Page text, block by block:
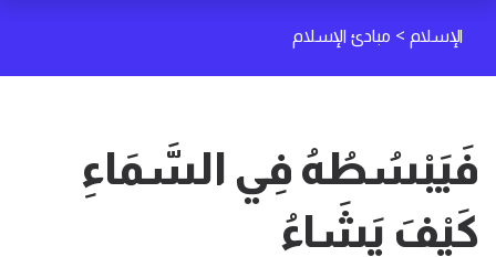
الإسلام > مبادئ الإسلام
فَيَبْسُطُهُ فِي السَّمَاءِ
كَيْفَ يَشَاءُ